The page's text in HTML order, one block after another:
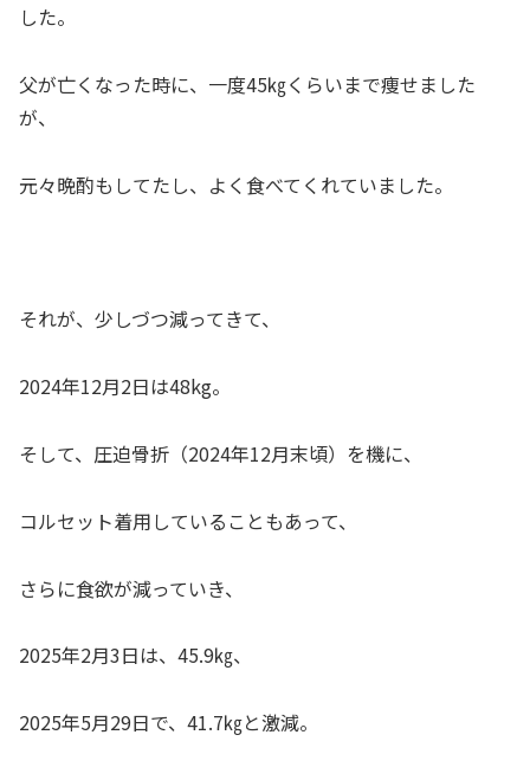
した。
父が亡くなった時に、一度45㎏くらいまで痩せました
が、
元々晩酌もしてたし、よく食べてくれていました。
それが、少しづつ減ってきて、
2024年12月2日は48kg。
そして、圧迫骨折（2024年12月末頃）を機に、
コルセット着用していることもあって、
さらに食欲が減っていき、
2025年2月3日は、45.9㎏、
2025年5月29日で、41.7㎏と激減。